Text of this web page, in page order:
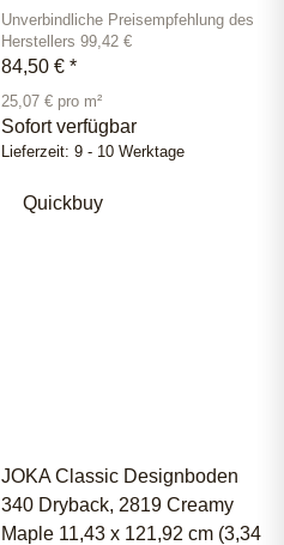
Unverbindliche Preisempfehlung des
Herstellers 99,42 €
84,50 € *
25,07 € pro m²
Sofort verfügbar
Lieferzeit: 9 - 10 Werktage
Quickbuy
JOKA Classic Designboden
340 Dryback, 2819 Creamy
Maple 11,43 x 121,92 cm (3,34